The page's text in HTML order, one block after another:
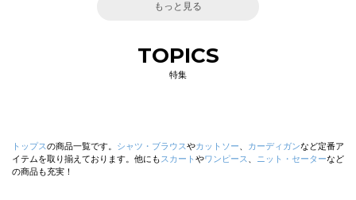
もっと見る
TOPICS
特集
トップスの商品一覧です。 シャツ・ブラウスやカットソー カーディガンなど定番ア
イテムを取り揃えております。他にも スカート やワンピース ニット・セーターなど
の商品も充実！